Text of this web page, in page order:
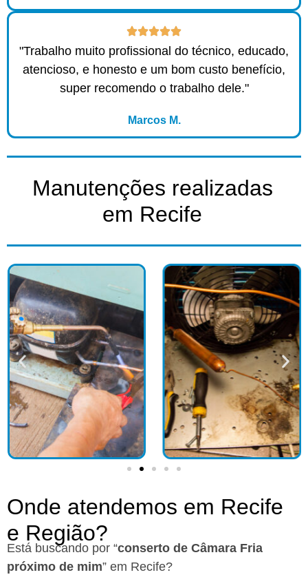
"Trabalho muito profissional do técnico, educado,
atencioso, e honesto e um bom custo benefício,
super recomendo o trabalho dele."
Marcos M.
Manutenções realizadas
em Recife​
Onde atendemos em Recife
e Região?​
Está buscando por “conserto de Câmara Fria
próximo de mim” em Recife?